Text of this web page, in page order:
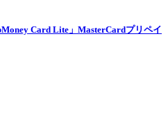
Card Lite」MasterCardプリペイ